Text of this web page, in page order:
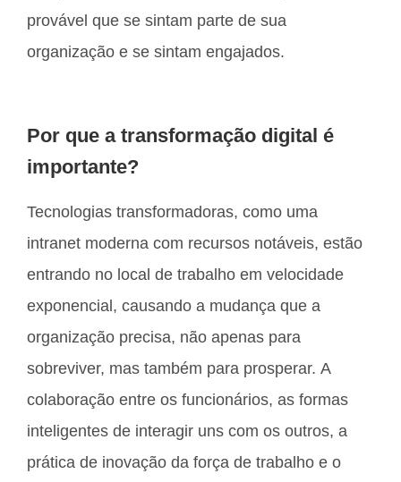
provável que se sintam parte de sua
organização e se sintam engajados.
Por que a transformação digital é
importante?
Tecnologias transformadoras, como uma
intranet moderna com recursos notáveis, estão
entrando no local de trabalho em velocidade
exponencial, causando a mudança que a
organização precisa, não apenas para
sobreviver, mas também para prosperar. A
colaboração entre os funcionários, as formas
inteligentes de interagir uns com os outros, a
prática de inovação da força de trabalho e o